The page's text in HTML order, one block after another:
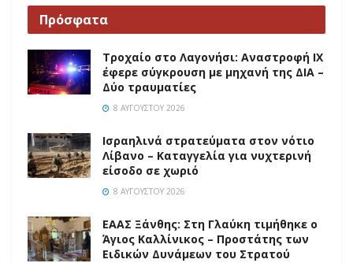
Πρόσφατα
Τροχαίο στο Λαγονήσι: Αναστροφή ΙΧ
έφερε σύγκρουση με μηχανή της ΔΙΑ –
Δύο τραυματίες
8 ΑΥΓΟΎΣΤΟΥ 2026
Ισραηλινά στρατεύματα στον νότιο
Λίβανο – Καταγγελία για νυχτερινή
είσοδο σε χωριό
8 ΑΥΓΟΎΣΤΟΥ 2026
EAAΣ Ξάνθης: Στη Γλαύκη τιμήθηκε ο
Άγιος Καλλίνικος – Προστάτης των
Ειδικών Δυνάμεων του Στρατού